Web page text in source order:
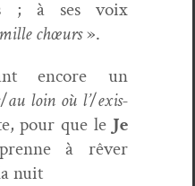
; à ses voix
chœurs».
encore un
/au loin où l’/exis­
pour que le Je
à rêver
nuit